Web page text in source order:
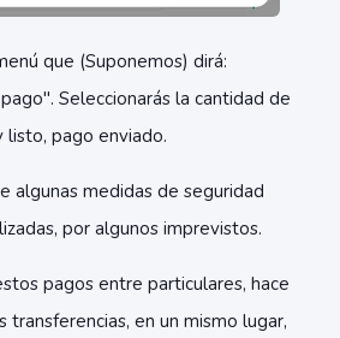
que (Suponemos) dirá:
Seleccionarás la cantidad de
listo, pago enviado.
algunas medidas de seguridad
por algunos imprevistos.
pagos entre particulares, hace
transferencias, en un mismo lugar,